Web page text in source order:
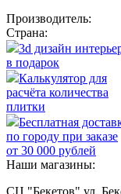
Производитель:
Страна:
3d дизайн
в подарок
Калькулятор для
расчёта количества
плитки
Бесплатная
по городу при заказе
от 30 000 рублей
Наши магазины: